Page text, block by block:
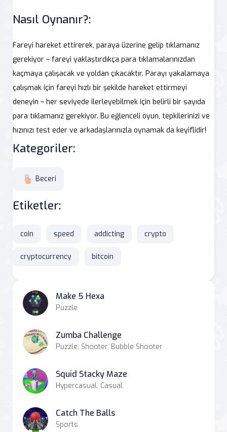
Nasıl Oynanır?:
Fareyi hareket ettirerek, paraya üzerine gelip tıklamanız
gerekiyor – fareyi yaklaştırdıkça para tıklamalarınızdan
kaçmaya çalışacak ve yoldan çıkacaktır. Parayı yakalamaya
çalışmak için fareyi hızlı bir şekilde hareket ettirmeyi
deneyin – her seviyede ilerleyebilmek için belirli bir sayıda
para tıklamanız gerekiyor. Bu eğlenceli oyun, tepkilerinizi ve
hızınızı test eder ve arkadaşlarınızla oynamak da keyiflidir!
Kategoriler:
Beceri
Etiketler:
coin speed addicting crypto
cryptocurrency bitcoin
Make 5 Hexa
Puzzle
Zumba Challenge
Puzzle, Shooter, Bubble Shooter
Squid Stacky Maze
Hypercasual, Casual
Catch The Balls
Sports